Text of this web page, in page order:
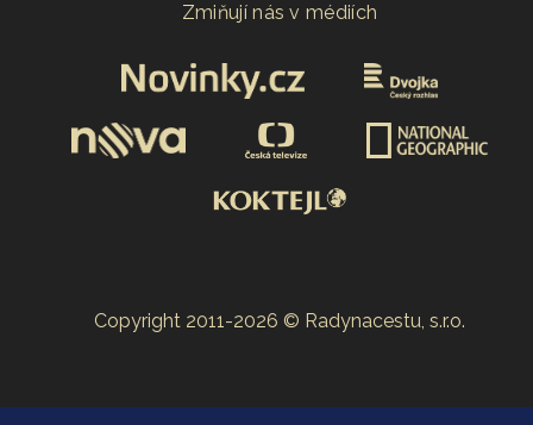
Zmiňují nás v médiích
Copyright 2011-2026 © Radynacestu, s.r.o.